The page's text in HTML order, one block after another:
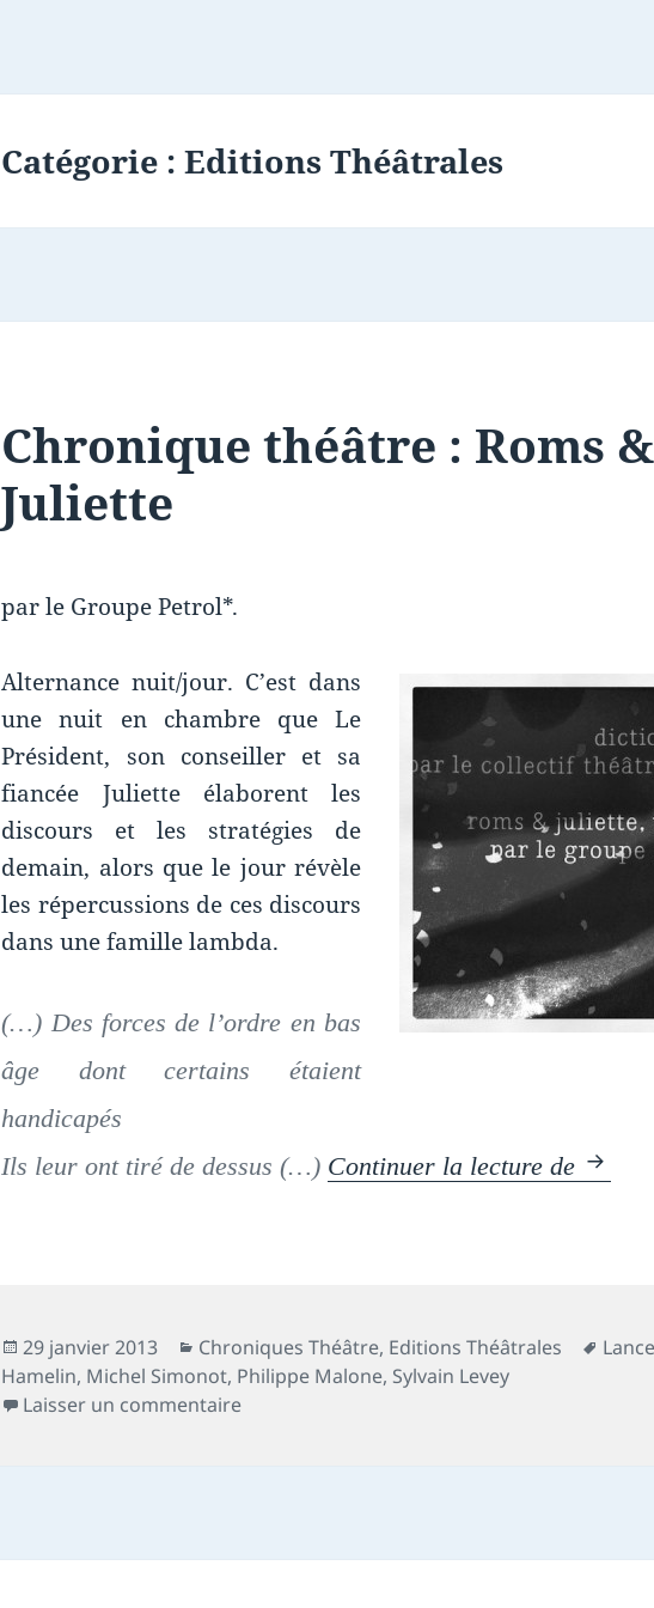
Catégorie :Editions Théâtrales
Chronique théâtre : Roms &
Juliette
par le Groupe Petrol*.
Alternance nuit/jour. C’est dans
une nuit en chambre que Le
Président, son conseiller et sa
fiancée Juliette élaborent les
discours et les stratégies de
demain, alors que le jour révèle
les répercussions de ces discours
dans une famille lambda.
(…) Des forces de l’ordre en bas
âge dont certains étaient
handicapés
Ils leur ont tiré de dessus (…) Continuer la lecture de
Publié
le
29 janvier 2013 Catégories
Chroniques Théâtre, Editions Théâtrales
Mots-
Hamelin, Michel Simonot, Philippe Malone, Sylvain Levey
Laisser un commentairesur Chronique théâtre : Roms & Juliette